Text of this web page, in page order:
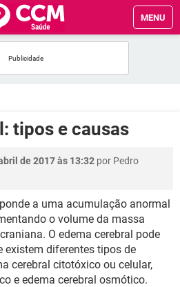
MENU
tipos e causas
de 2017 às 13:32 por Pedro
a uma acumulação anormal
o volume da massa
O edema cerebral pode
diferentes tipos de
cerebral citotóxico ou celular,
e edema cerebral osmótico.